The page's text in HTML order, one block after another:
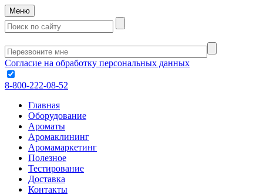
Меню
Согласие на обработку персональных данных
8-800-222-08-52
Главная
Оборудование
Ароматы
Аромаклининг
Аромамаркетинг
Полезное
Тестирование
Доставка
Контакты